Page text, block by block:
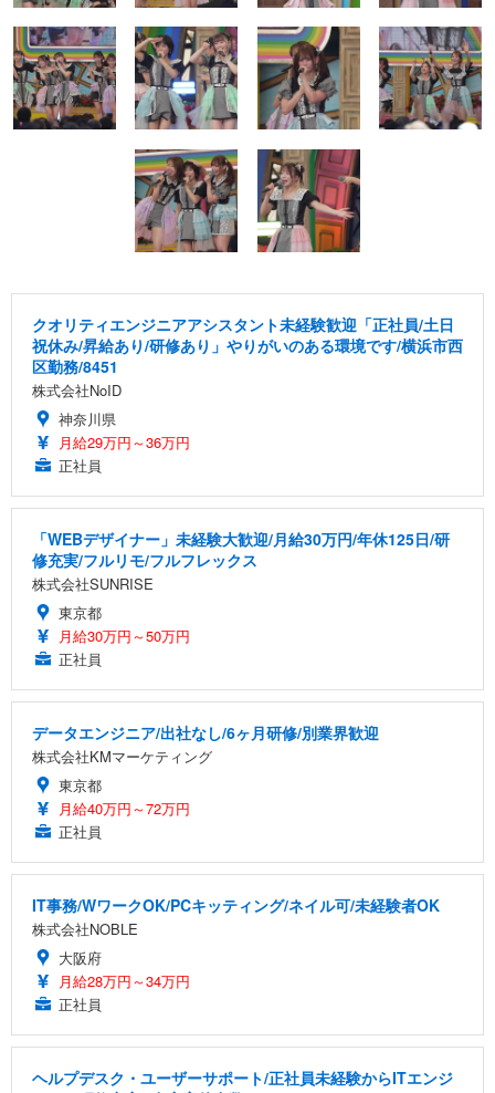
クオリティエンジニアアシスタント未経験歓迎「正社員/土日
祝休み/昇給あり/研修あり」やりがいのある環境です/横浜市西
区勤務/8451
株式会社NoID
神奈川県
月給29万円～36万円
正社員
「WEBデザイナー」未経験大歓迎/月給30万円/年休125日/研
修充実/フルリモ/フルフレックス
株式会社SUNRISE
東京都
月給30万円～50万円
正社員
データエンジニア/出社なし/6ヶ月研修/別業界歓迎
株式会社KMマーケティング
東京都
月給40万円～72万円
正社員
IT事務/WワークOK/PCキッティング/ネイル可/未経験者OK
株式会社NOBLE
大阪府
月給28万円～34万円
正社員
ヘルプデスク・ユーザーサポート/正社員未経験からITエンジ